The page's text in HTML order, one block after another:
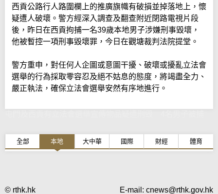
西貢公路行人路圍欄上的推廣旗幟有破損並掉落地上，懷
疑遭人破壞。警方經深入調查及翻查附近閉路電視片段
後，昨日在西貢拘捕一名39歲本地男子涉嫌刑事毀壞，
他被暫控一項刑事毀壞罪，今日在觀塘裁判法院提堂。
警方重申，對任何人企圖或意圖干擾、破壞或擾亂立法會
選舉的行為採取零容忍及絕不姑息的態度，將竭盡全力、
嚴正執法，確保立法會選舉安然有序地進行。
全部 本地 大中華 國際 財經 體育
© rthk.hk E-mail: cnews@rthk.gov.hk